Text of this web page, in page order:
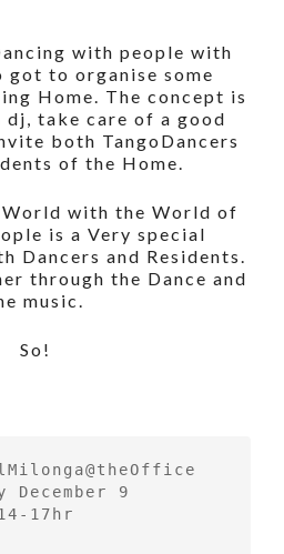
with people with
got to organise some
Home. The concept is
take care of a good
both TangoDancers
of the Home.
with the World of
is a Very special
Dancers and Residents.
through the Dance and
music.
So!
December 9
17hr